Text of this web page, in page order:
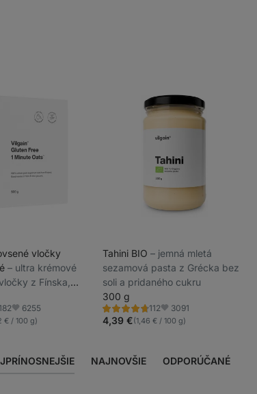
vločky
⁠–⁠ ultra krémové
z Fínska,
minúty
Obľúbené
6255
€ / 100 g)
Tahini BIO⁠–⁠ jemná mletá
sezamová pasta z Grécka bez
soli a pridaného cukru
300 g
112
Hodnotenie
4.8/5,
112
Obľúbené
3091
4,39 €(1,46 € / 100 g)
NAJNOVŠIE ODPORÚČANÉ